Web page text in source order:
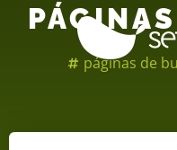
páginas de